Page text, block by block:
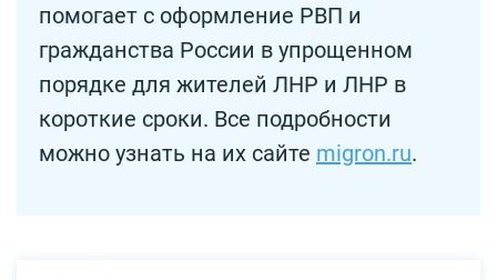
помогает с оформление РВП и
гражданства России в упрощенном
порядке для жителей ЛНР и ЛНР в
короткие сроки. Все подробности
можно узнать на их сайте migron.ru.